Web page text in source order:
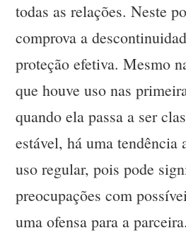
todas as relações. Neste
comprova a
proteção efetiva. Mesmo
que houve uso nas
quando ela passa a ser
estável, há uma tendência
uso regular, pois pode
preocupações com
uma ofensa para a